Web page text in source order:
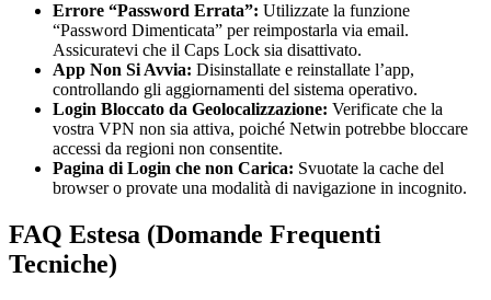
Errore “Password Errata”: Utilizzate la funzione
“Password Dimenticata” per reimpostarla via email.
Assicuratevi che il Caps Lock sia disattivato.
App Non Si Avvia: Disinstallate e reinstallate l’app,
controllando gli aggiornamenti del sistema operativo.
Login Bloccato da Geolocalizzazione: Verificate che la
vostra VPN non sia attiva, poiché Netwin potrebbe bloccare
accessi da regioni non consentite.
Pagina di Login che non Carica: Svuotate la cache del
browser o provate una modalità di navigazione in incognito.
FAQ Estesa (Domande Frequenti
Tecniche)